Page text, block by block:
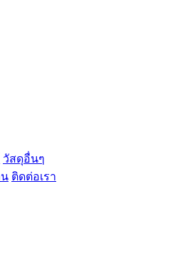
วัสดุอื่นๆ
ติดต่อเรา